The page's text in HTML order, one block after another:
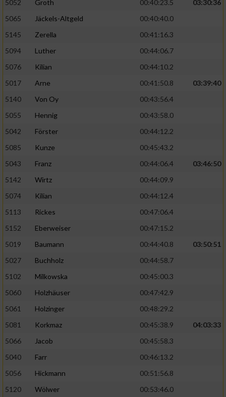
5052 Groth 00:40:23.5
03:30:36
5065
Jäckels-Altgeld
00:40:40.0
5145
Zerella
00:41:16.3
5094
Luther
00:44:06.7
5076
Kilian
00:44:10.2
5017
Arne 00:41:50.8
03:39:40
5140
Von Oy
00:43:56.4
5055
Hennig
00:43:58.0
5042
Förster
00:44:12.2
5085
Kunze
00:45:43.2
5043
Franz 00:44:06.4
03:46:50
5142
Wirtz
00:44:09.9
5074
Kilian
00:44:12.4
5113
Rickes
00:47:06.4
5152
Eberweiser
00:47:15.2
5019
Baumann 00:44:40.8
03:50:51
5027
Buchholz
00:44:58.7
5102
Milkowska
00:45:00.3
5060
Holzhäuser
00:47:42.9
5061
Holzinger
00:48:29.2
5081
Korkmaz 00:45:38.9
04:03:33
5066
Jacob
00:45:58.3
5040
Farr
00:46:13.2
5056
Hickmann
00:51:56.8
5120
Wölwer
00:53:46.0